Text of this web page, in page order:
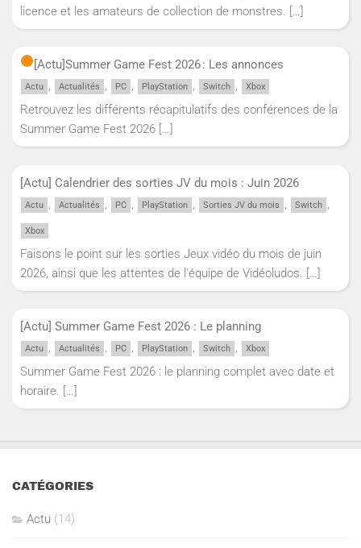
licence et les amateurs de collection de monstres. […]
[Actu]Summer Game Fest 2026 : Les annonces
Actu , Actualités , PC , PlayStation , Switch , Xbox
Retrouvez les différents récapitulatifs des conférences de la
Summer Game Fest 2026 […]
[Actu] Calendrier des sorties JV du mois : Juin 2026
Actu , Actualités , PC , PlayStation , Sorties JV du mois , Switch ,
Xbox
Faisons le point sur les sorties Jeux vidéo du mois de juin
2026, ainsi que les attentes de l'équipe de Vidéoludos. […]
[Actu] Summer Game Fest 2026 : Le planning
Actu , Actualités , PC , PlayStation , Switch , Xbox
Summer Game Fest 2026 : le planning complet avec date et
horaire. […]
CATÉGORIES
Actu (14)